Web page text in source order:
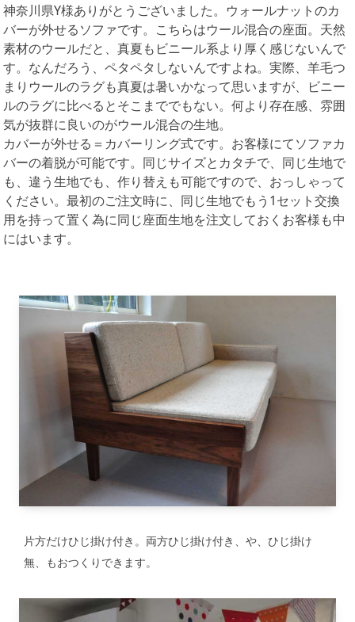
神奈川県Y様ありがとうございました。ウォールナットのカ
バーが外せるソファです。こちらはウール混合の座面。天然
素材のウールだと、真夏もビニール系より厚く感じないんで
す。なんだろう、ペタペタしないんですよね。実際、羊毛つ
まりウールのラグも真夏は暑いかなって思いますが、ビニー
ルのラグに比べるとそこまででもない。何より存在感、雰囲
気が抜群に良いのがウール混合の生地。
カバーが外せる＝カバーリング式です。お客様にてソファカ
バーの着脱が可能です。同じサイズとカタチで、同じ生地で
も、違う生地でも、作り替えも可能ですので、おっしゃって
ください。最初のご注文時に、同じ生地でもう1セット交換
用を持って置く為に同じ座面生地を注文しておくお客様も中
にはいます。
片方だけひじ掛け付き。両方ひじ掛け付き、や、ひじ掛け
無、もおつくりできます。